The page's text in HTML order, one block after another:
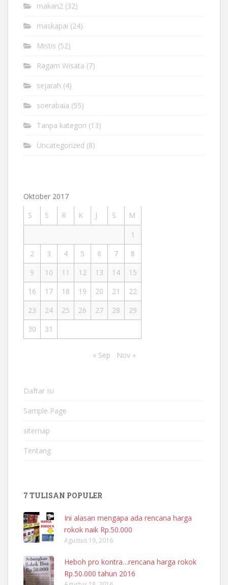
makan2 (32)
maskapai (24)
Mistis (52)
Ragam Wisata (7)
sejarah (4)
soerabaia (55)
Tanpa kategori (13)
Uncategorized (8)
Oktober 2017
S
S R K J S
M
1
2
3 4 5 6 7
8
9
10 11 12 13 14
15
16
17 18 19 20 21
22
23
24 25 26 27 28
29
30
31
« Sep Nov »
Daftar Isi
Sample Page
sitemap
Tentang
7 TULISAN POPULER
Ini alasan mengapa ada rencana harga
rokok naik Rp.50.000
Agustus 19, 2016
Heboh pro kontra…rencana harga rokok
Rp.50.000 tahun 2016